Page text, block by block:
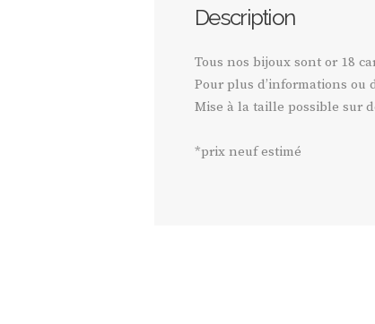
Description
Tous nos bijoux sont or 18
Pour plus d’informations ou
Mise à la taille possible sur
*prix neuf estimé